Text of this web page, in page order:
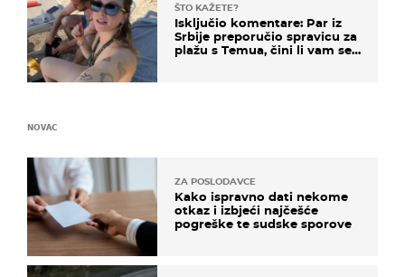
ŠTO KAŽETE?
Isključio komentare: Par iz
Srbije preporučio spravicu za
plažu s Temua, čini li vam se
NOVAC
ZA POSLODAVCE
Kako ispravno dati nekome
otkaz i izbjeći najčešće
pogreške te sudske sporove